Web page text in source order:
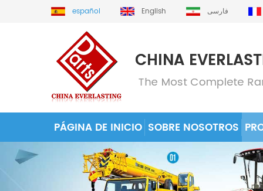
español English فارسی
PÁGINA DE INICIO SOBRE NOSOTROS